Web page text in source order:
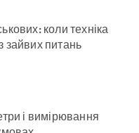
коли техніка
зайвих питань
і вимірювання